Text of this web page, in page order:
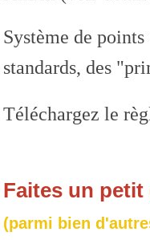
Système de
standards, des
Téléchargez le
Faites un
(parmi bien